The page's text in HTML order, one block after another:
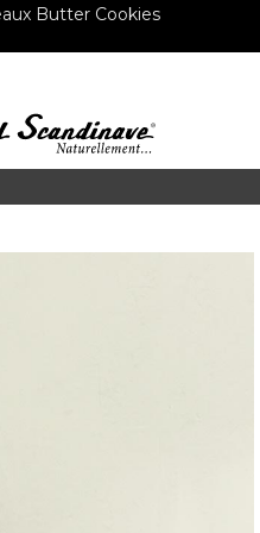
Butter Cookies